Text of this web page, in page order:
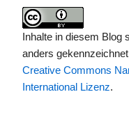
Inhalte in diesem Blog
anders
Creative Commons
International Lizenz.